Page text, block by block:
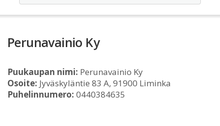
Perunavainio Ky
Puukaupan nimi: Perunavainio Ky
Osoite: Jyväskyläntie 83 A, 91900 Liminka
Puhelinnumero: 0440384635